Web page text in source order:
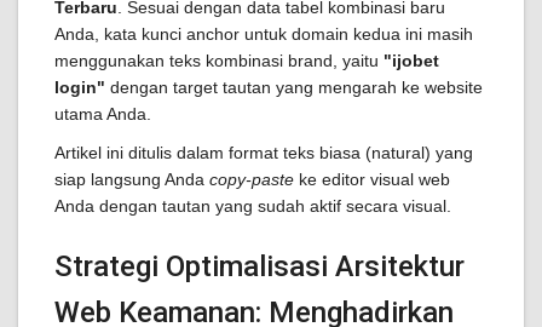
Terbaru . Sesuai dengan data tabel kombinasi baru
Anda, kata kunci anchor untuk domain kedua ini masih
menggunakan teks kombinasi brand, yaitu "ijobet
login" dengan target tautan yang mengarah ke website
utama Anda.
Artikel ini ditulis dalam format teks biasa (natural) yang
siap langsung Anda copy-paste ke editor visual web
Anda dengan tautan yang sudah aktif secara visual.
Strategi Optimalisasi Arsitektur
Web Keamanan: Menghadirkan